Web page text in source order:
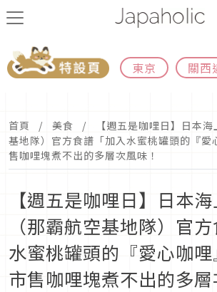
東京 關西
首頁 美食
【週五是咖哩日】日本
基地隊）官方食譜「加入水蜜桃罐頭的『愛
售咖哩塊煮不出的多層次風味！
【週五是咖哩日】日本
（那霸航空基地隊）官
水蜜桃罐頭的『愛心咖哩
市售咖哩塊煮不出的多層